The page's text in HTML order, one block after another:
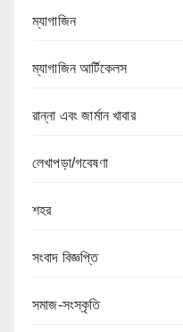
ম্যাগাজিন
ম্যাগাজিন আর্টিকেলস
রান্না এবং জার্মান খাবার
লেখাপড়া/গবেষণা
শহর
সংবাদ বিজ্ঞপ্তি
সমাজ-সংস্কৃতি